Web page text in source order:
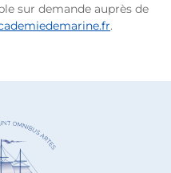
sur demande auprès de
.